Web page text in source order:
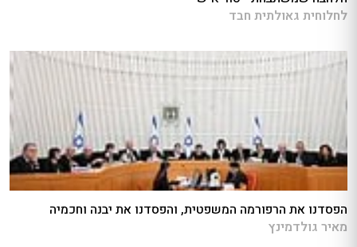
לחלוחית גאולתית חבד
הפסדנו את הרפורמה המשפטית, והפסדנו את יבנה וחכמיה
מאיר גולדמינץ